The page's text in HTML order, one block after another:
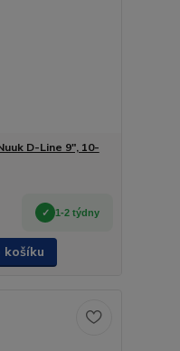
D-Line 9", 10-
1-2 týdny
košíku